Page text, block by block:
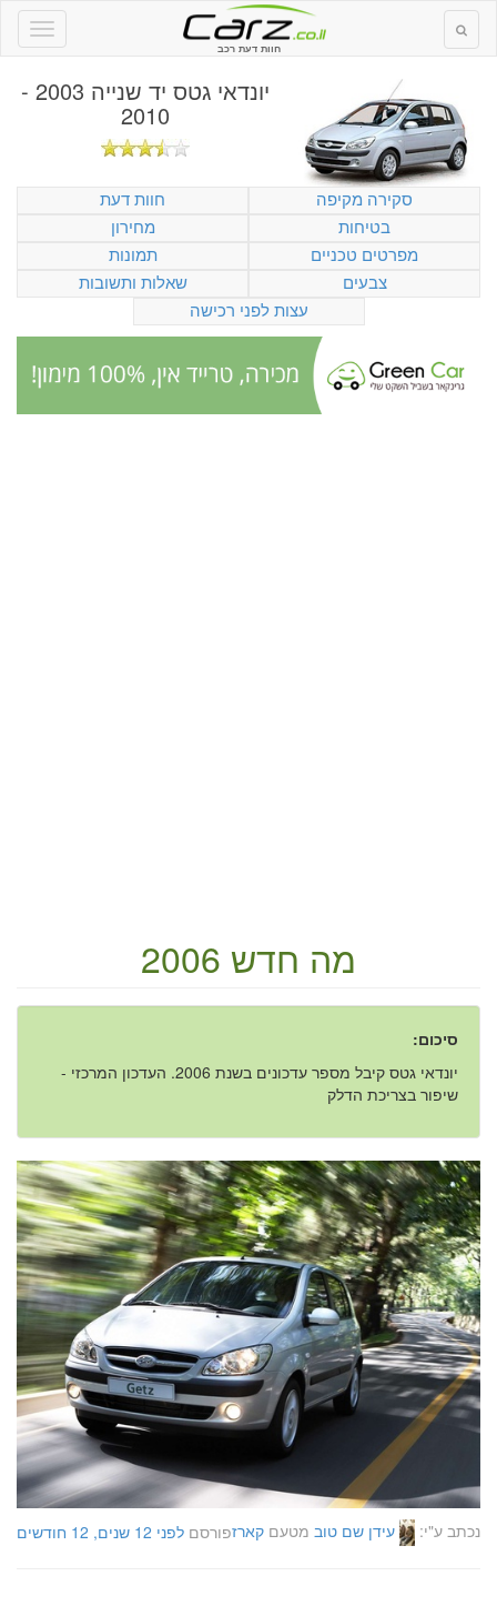
חוות דעת רכב
יונדאי גטס יד שנייה 2003 -
2010
סקירה מקיפה
חוות דעת
בטיחות
מחירון
מפרטים טכניים
תמונות
צבעים
שאלות ותשובות
עצות לפני רכישה
מה חדש 2006
סיכום:
יונדאי גטס קיבל מספר עדכונים בשנת 2006. העדכון המרכזי -
שיפור בצריכת הדלק
נכתב ע"י: עידן שם טוב מטעם קארזפורסם לפני 12 שנים, 12 חודשים